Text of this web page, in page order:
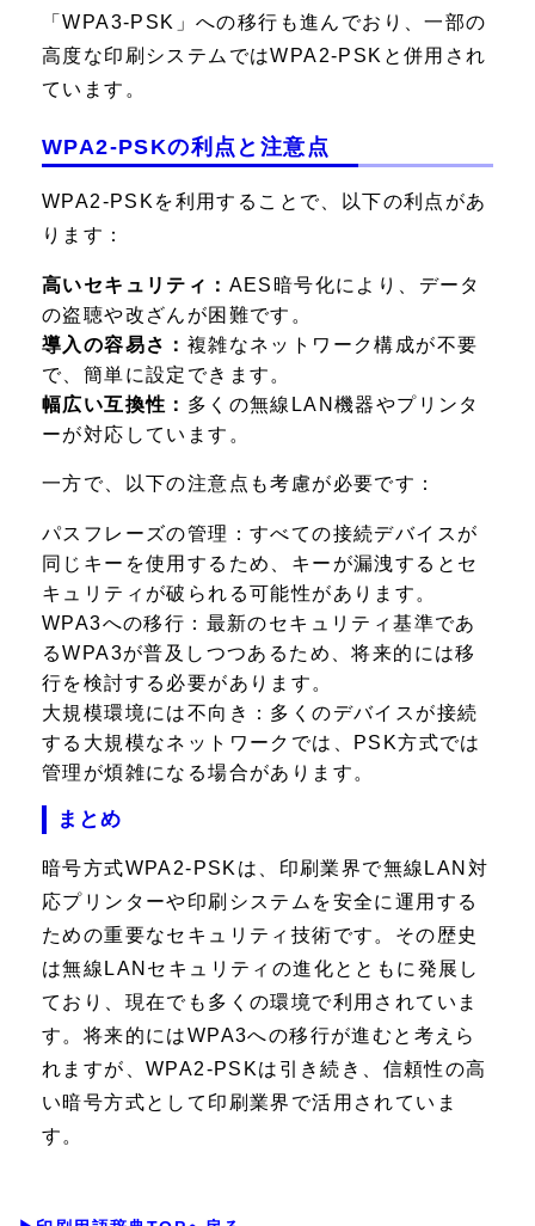
「WPA3-PSK」への移行も進んでおり、一部の
高度な印刷システムではWPA2-PSKと併用され
ています。
WPA2-PSKの利点と注意点
WPA2-PSKを利用することで、以下の利点があ
ります：
高いセキュリティ： AES暗号化により、データ
の盗聴や改ざんが困難です。
導入の容易さ： 複雑なネットワーク構成が不要
で、簡単に設定できます。
幅広い互換性： 多くの無線LAN機器やプリンタ
ーが対応しています。
一方で、以下の注意点も考慮が必要です：
パスフレーズの管理： すべての接続デバイスが
同じキーを使用するため、キーが漏洩するとセ
キュリティが破られる可能性があります。
WPA3への移行： 最新のセキュリティ基準であ
るWPA3が普及しつつあるため、将来的には移
行を検討する必要があります。
大規模環境には不向き： 多くのデバイスが接続
する大規模なネットワークでは、PSK方式では
管理が煩雑になる場合があります。
まとめ
暗号方式WPA2-PSKは、印刷業界で無線LAN対
応プリンターや印刷システムを安全に運用する
ための重要なセキュリティ技術です。その歴史
は無線LANセキュリティの進化とともに発展し
ており、現在でも多くの環境で利用されていま
す。将来的にはWPA3への移行が進むと考えら
れますが、WPA2-PSKは引き続き、信頼性の高
い暗号方式として印刷業界で活用されていま
す。